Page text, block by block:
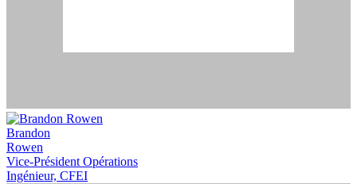
Brandon
Rowen
Vice-Président Opérations
Ingénieur, CFEI